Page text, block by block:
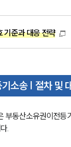
전체
구성원 소개
기준과 대응 전략
소송 | 절차 및
부동산소유권이전등
.